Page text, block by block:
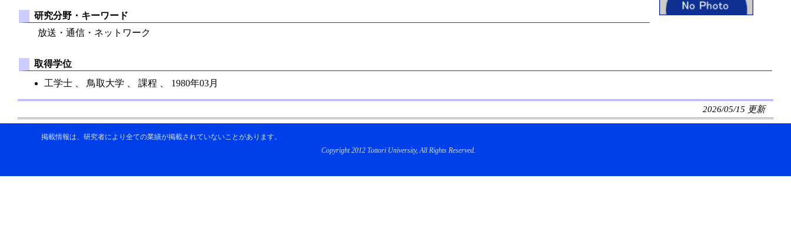
研究分野・キーワード
放送・通信・ネットワーク
取得学位
工学士 、 鳥取大学 、 課程 、 1980年03月
2026/05/15 更新
掲載情報は、研究者により全ての業績が掲載されていないことがあります。
Copyright 2012 Tottori University, All Rights Reserved.